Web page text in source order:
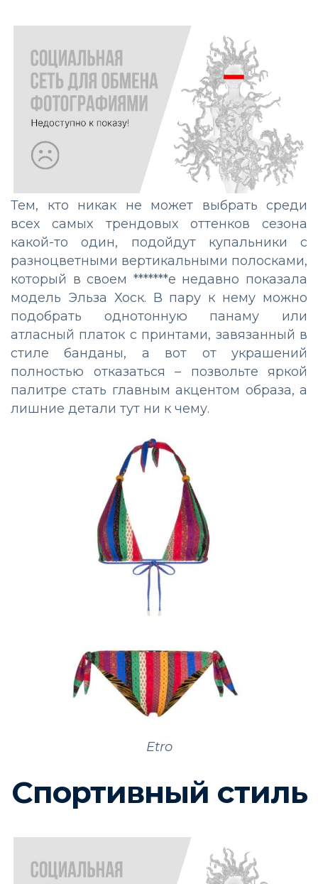
Тем, кто никак не может выбрать среди
всех самых трендовых оттенков сезона
какой-то один, подойдут купальники с
разноцветными вертикальными полосками,
который в своем *******е недавно показала
модель Эльза Хоск. В пару к нему можно
подобрать однотонную панаму или
атласный платок с принтами, завязанный в
стиле банданы, а вот от украшений
полностью отказаться – позвольте яркой
палитре стать главным акцентом образа, а
лишние детали тут ни к чему.
Etro
Спортивный стиль